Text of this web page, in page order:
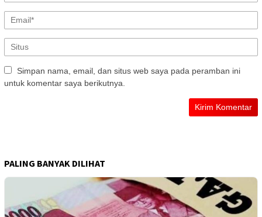
Simpan nama, email, dan situs web saya pada peramban ini
untuk komentar saya berikutnya.
PALING BANYAK DILIHAT